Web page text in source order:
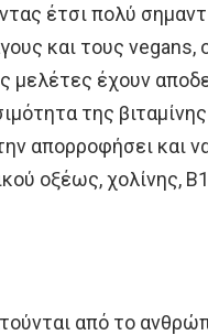
έτσι πολύ
και τους vegans,
μελέτες έχουν
της βιταμίνης
απορροφήσει και
οξέως, χολίνης,
από το